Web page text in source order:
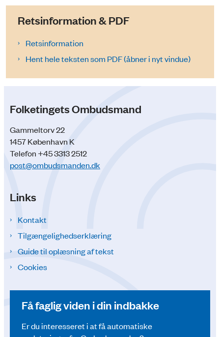
Retsinformation & PDF
Retsinformation
Hent hele teksten som PDF (åbner i nyt vindue)
Folketingets Ombudsmand
Gammeltorv 22
1457 København K
Telefon +45 3313 2512
post@ombudsmanden.dk
Links
Kontakt
Tilgængelighedserklæring
Guide til oplæsning af tekst
Cookies
Få faglig viden i din indbakke
Er du interesseret i at få automatiske